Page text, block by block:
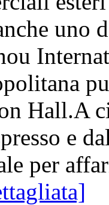
uno
Hall.A
e
per